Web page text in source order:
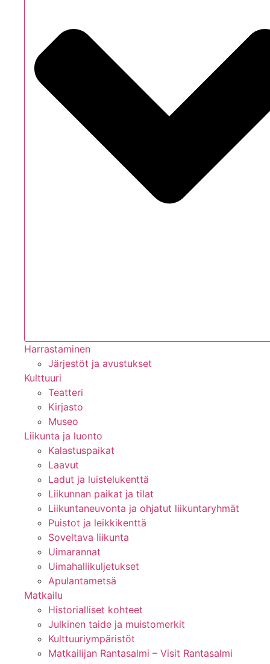
Harrastaminen
Järjestöt ja avustukset
Kulttuuri
Teatteri
Kirjasto
Museo
Liikunta ja luonto
Kalastuspaikat
Laavut
Ladut ja luistelukenttä
Liikunnan paikat ja tilat
Liikuntaneuvonta ja ohjatut liikuntaryhmät
Puistot ja leikkikenttä
Soveltava liikunta
Uimarannat
Uimahallikuljetukset
Apulantametsä
Matkailu
Historialliset kohteet
Julkinen taide ja muistomerkit
Kulttuuriympäristöt
Matkailijan Rantasalmi – Visit Rantasalmi